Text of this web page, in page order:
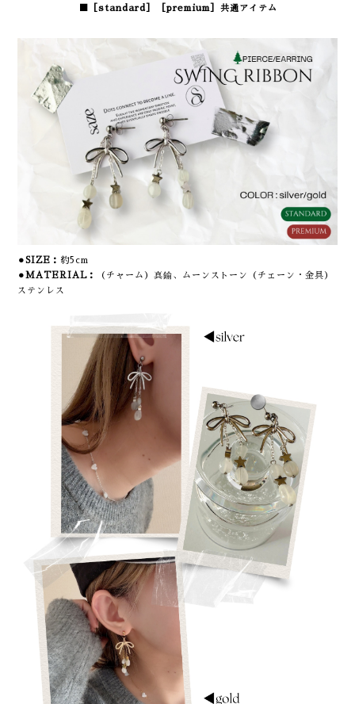
■［standard］ ［premium］ 共通アイテム
⚫︎SIZE：約5cm
⚫︎MATERIAL：
（チャーム）真鍮、ムーンストーン（チェーン・金具）
ステンレス